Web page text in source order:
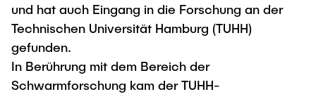
Internal Information
Continuing Education
Research & Transfer News
Interdisciplinary Workshop of the FSP
"Biobased Processes and Reactor
Technologies"
Mechanical Engineering
Study programs
Research and institutes
und hat auch Eingang in die Forschung an der
Technischen Universität Hamburg (TUHH)
gefunden.
In Berührung mit dem Bereich der
Schwarmforschung kam der TUHH-